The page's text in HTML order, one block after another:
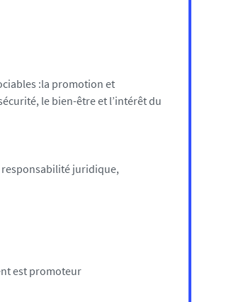
:la promotion et
le bien-être et l’intérêt du
responsabilité juridique,
est promoteur